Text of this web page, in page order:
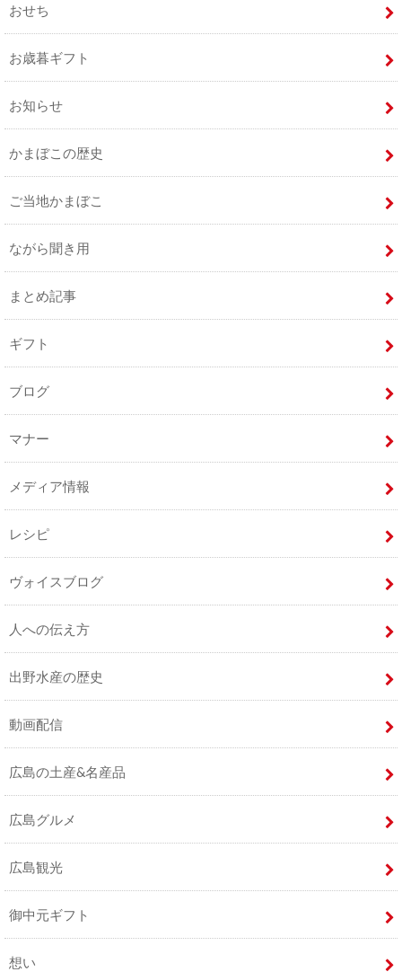
おせち
お歳暮ギフト
お知らせ
かまぼこの歴史
ご当地かまぼこ
ながら聞き用
まとめ記事
ギフト
ブログ
マナー
メディア情報
レシピ
ヴォイスブログ
人への伝え方
出野水産の歴史
動画配信
広島の土産&名産品
広島グルメ
広島観光
御中元ギフト
想い